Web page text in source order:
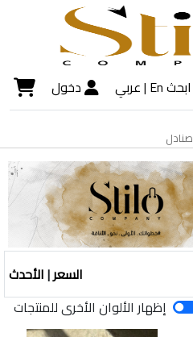
ابحثEn | عربي دخول
صنادل
السعر|الأحدث
إظهار الألوان الأخرى للمنتجات